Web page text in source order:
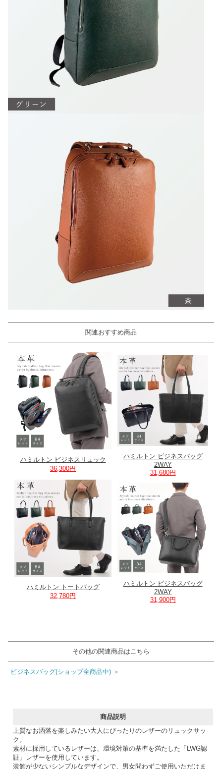
関連おすすめ商品
ハミルトン ビジネスリュック
36,300円
ハミルトン ビジネスバッグ
2WAY
31,680円
ハミルトン トートバッグ
32,780円
ハミルトン ビジネスバッグ
2WAY
31,900円
その他の関連商品はこちら
ビジネスバッグ(ショップ全商品中) ＞
商品説明
上質なお洒落を楽しみたい大人にぴったりのレザーのリュックサッ
ク。
素材に採用しているレザーは、環境対策の基準を満たした「LWG認
証」レザーを使用しています。
装飾が少ないシンプルなデザインで、男女問わずご使用いただけま